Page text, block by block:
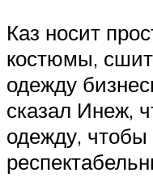
Каз носит
костюмы,
одежду
сказал Инеж,
одежду,